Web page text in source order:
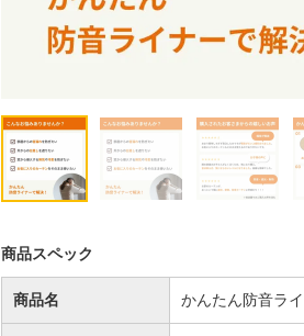
商品スペック
商品名 かんたん防音ラ